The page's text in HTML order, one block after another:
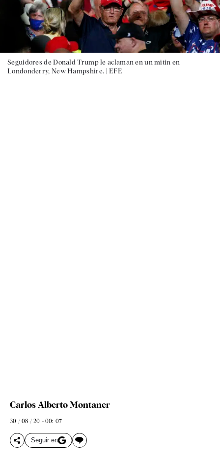
Seguidores de Donald Trump le aclaman en un mitin en
Londonderry, New Hampshire. |EFE
Carlos Alberto Montaner
30 / 08 / 20 - 00: 07
Seguir en